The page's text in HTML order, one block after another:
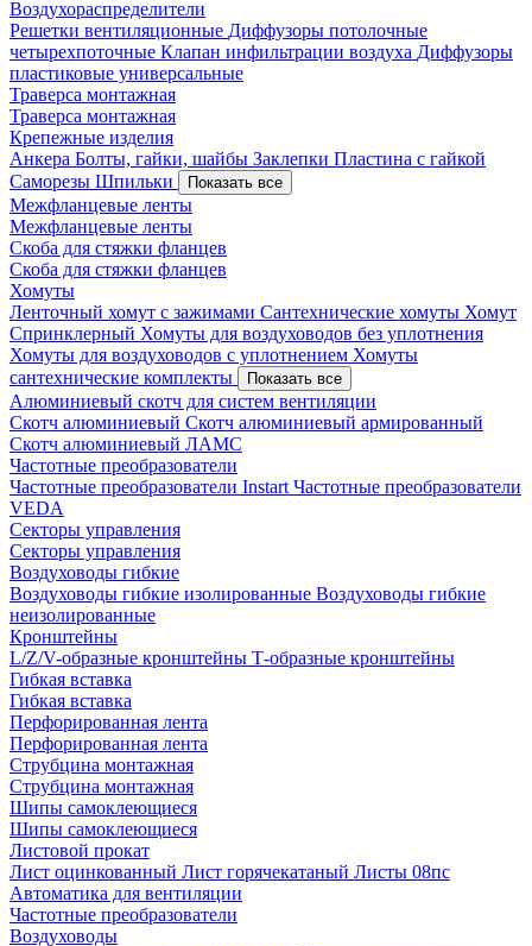
Воздухораспределители
Решетки вентиляционные Диффузоры потолочные
четырехпоточные Клапан инфильтрации воздуха Диффузоры
пластиковые универсальные
Траверса монтажная
Траверса монтажная
Крепежные изделия
Анкера Болты, гайки, шайбы Заклепки Пластина с гайкой
Саморезы Шпильки Показать все
Межфланцевые ленты
Межфланцевые ленты
Скоба для стяжки фланцев
Скоба для стяжки фланцев
Хомуты
Ленточный хомут с зажимами Сантехнические хомуты Хомут
Спринклерный Хомуты для воздуховодов без уплотнения
Хомуты для воздуховодов с уплотнением Хомуты
сантехнические комплекты
Показать все
Алюминиевый скотч для систем вентиляции
Скотч алюминиевый Скотч алюминиевый армированный
Скотч алюминиевый ЛАМС
Частотные преобразователи
Частотные преобразователи Instart Частотные преобразователи
VEDA
Секторы управления
Секторы управления
Воздуховоды гибкие
Воздуховоды гибкие изолированные Воздуховоды гибкие
неизолированные
Кронштейны
L/Z/V-образные кронштейны Т-образные кронштейны
Гибкая вставка
Гибкая вставка
Перфорированная лента
Перфорированная лента
Струбцина монтажная
Струбцина монтажная
Шипы самоклеющиеся
Шипы самоклеющиеся
Листовой прокат
Лист оцинкованный Лист горячекатаный Листы 08пс
Автоматика для вентиляции
Частотные преобразователи
Воздуховоды